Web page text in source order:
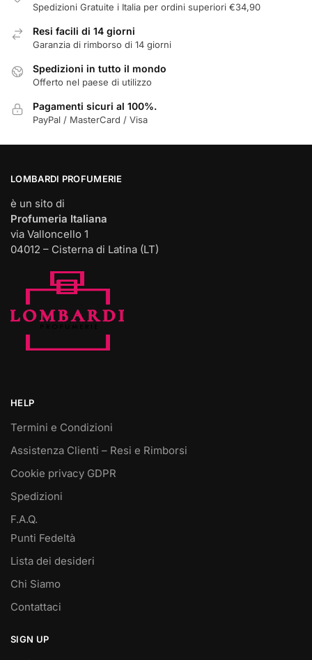
Spedizioni Gratuite i Italia per ordini superiori €34,90
Resi facili di 14 giorni
Garanzia di rimborso di 14 giorni
Spedizioni in tutto il mondo
Offerto nel paese di utilizzo
Pagamenti sicuri al 100%.
PayPal / MasterCard / Visa
LOMBARDI PROFUMERIE
è un sito di
Profumeria Italiana
via Valloncello 1
04012 – Cisterna di Latina (LT)
HELP
Termini e Condizioni
Assistenza Clienti – Resi e Rimborsi
Cookie privacy GDPR
Spedizioni
F.A.Q.
Punti Fedeltà
Lista dei desideri
Chi Siamo
Contattaci
SIGN UP